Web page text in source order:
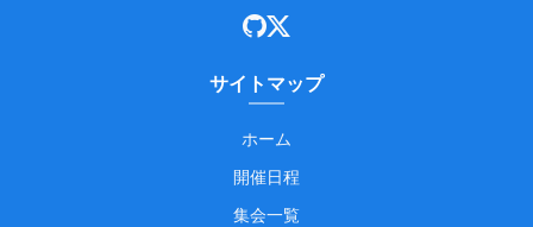
サイトマップ
ホーム
開催日程
集会一覧